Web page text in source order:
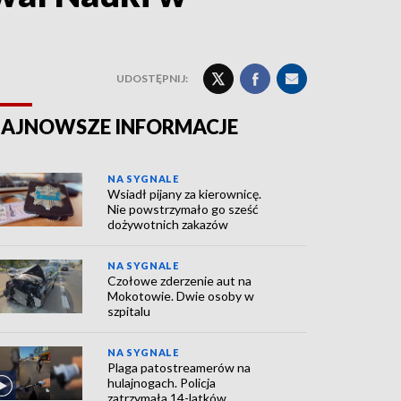
UDOSTĘPNIJ:
INFORMACJE
NA SYGNALE
Wsiadł pijany za kierownicę.
Nie powstrzymało go sześć
dożywotnich zakazów
NA SYGNALE
Czołowe zderzenie aut na
Mokotowie. Dwie osoby w
szpitalu
NA SYGNALE
Plaga patostreamerów na
hulajnogach. Policja
zatrzymała 14-latków